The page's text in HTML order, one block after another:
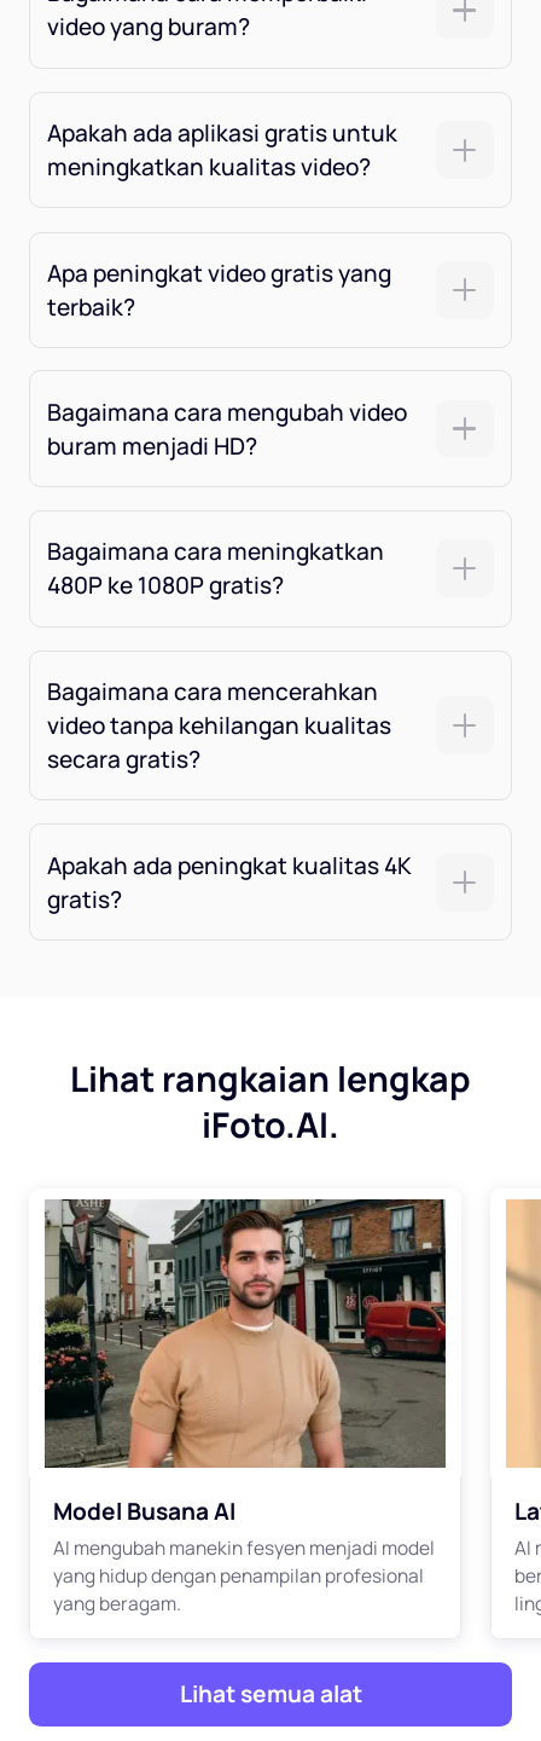
video yang buram?
Apakah ada aplikasi gratis untuk
meningkatkan kualitas video?
Apa peningkat video gratis yang
terbaik?
Bagaimana cara mengubah video
buram menjadi HD?
Bagaimana cara meningkatkan
480P ke 1080P gratis?
Bagaimana cara mencerahkan
video tanpa kehilangan kualitas
secara gratis?
Apakah ada peningkat kualitas 4K
gratis?
Lihat rangkaian lengkap
iFoto.AI.
Model Busana AI
AI mengubah manekin fesyen menjadi model
yang hidup dengan penampilan profesional
yang beragam.
AI
Lihat semua alat